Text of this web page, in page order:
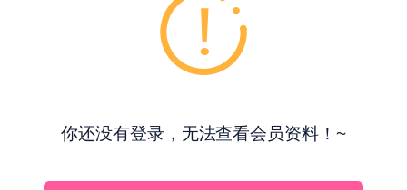
你还没有登录，无法查看会员资料！~